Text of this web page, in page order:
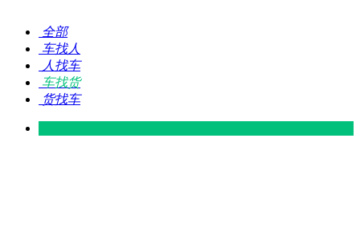
全部
车找人
人找车
车找货
货找车